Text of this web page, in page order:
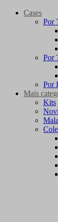
Cases
Por
Por
Por
Mais
Kits